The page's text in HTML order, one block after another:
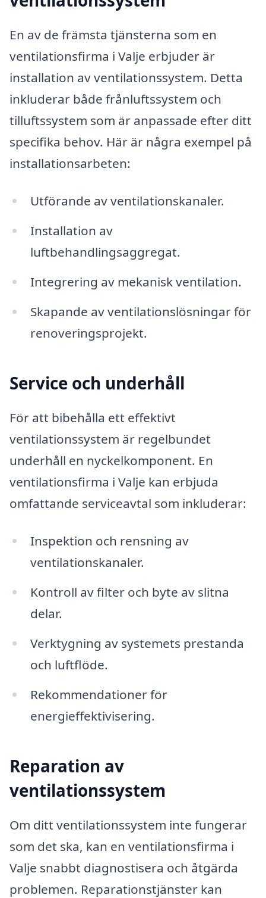
En av de främsta tjänsterna som en
ventilationsfirma i Valje erbjuder är
installation av ventilationssystem. Detta
inkluderar både frånluftssystem och
tilluftssystem som är anpassade efter ditt
specifika behov. Här är några exempel på
installationsarbeten:
Utförande av ventilationskanaler.
Installation av
luftbehandlingsaggregat.
Integrering av mekanisk ventilation.
Skapande av ventilationslösningar för
renoveringsprojekt.
Service och underhåll
För att bibehålla ett effektivt
ventilationssystem är regelbundet
underhåll en nyckelkomponent. En
ventilationsfirma i Valje kan erbjuda
omfattande serviceavtal som inkluderar:
Inspektion och rensning av
ventilationskanaler.
Kontroll av filter och byte av slitna
delar.
Verktygning av systemets prestanda
och luftflöde.
Rekommendationer för
energieffektivisering.
Reparation av
ventilationssystem
Om ditt ventilationssystem inte fungerar
som det ska, kan en ventilationsfirma i
Valje snabbt diagnostisera och åtgärda
problemen. Reparationstjänster kan